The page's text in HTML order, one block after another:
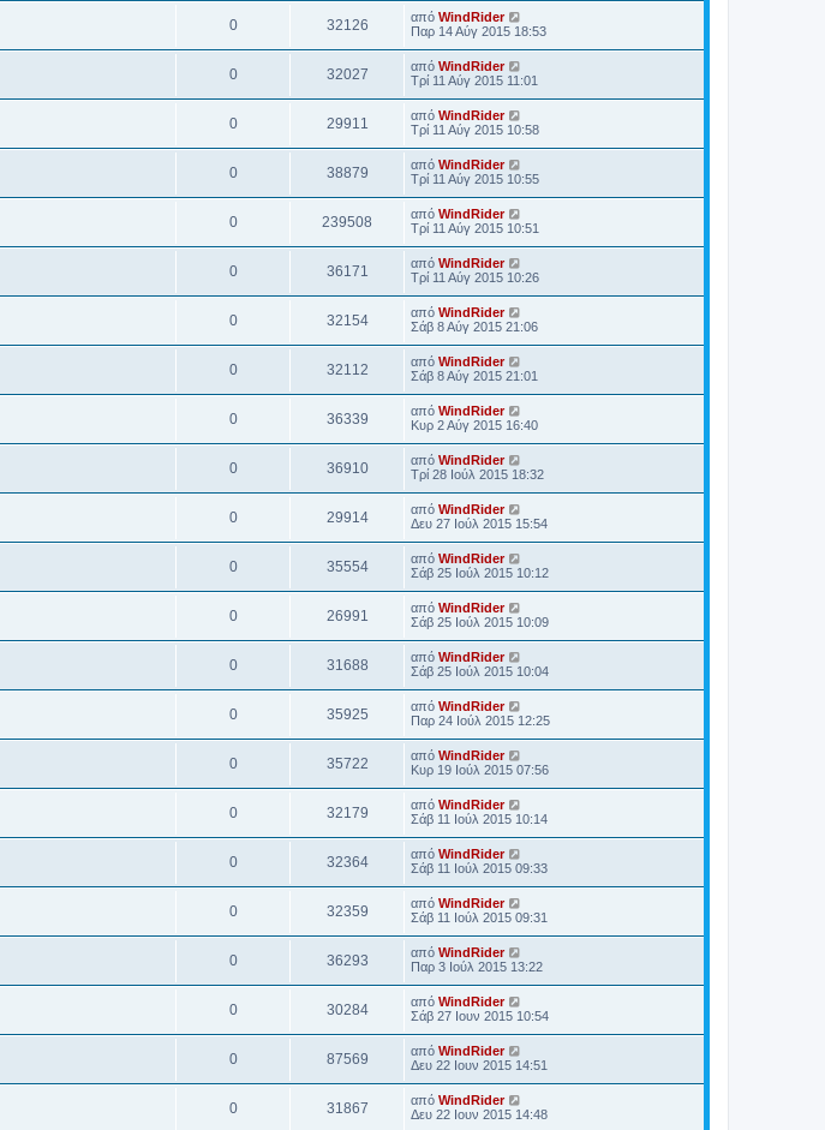
0 32126 από WindRider
Παρ 14 Αύγ 2015 18:53
0 32027 από WindRider
Τρί 11 Αύγ 2015 11:01
0 29911 από WindRider
Τρί 11 Αύγ 2015 10:58
0 38879 από WindRider
Τρί 11 Αύγ 2015 10:55
0 239508 από WindRider
Τρί 11 Αύγ 2015 10:51
0 36171 από WindRider
Τρί 11 Αύγ 2015 10:26
0 32154 από WindRider
Σάβ 8 Αύγ 2015 21:06
0 32112 από WindRider
Σάβ 8 Αύγ 2015 21:01
0 36339 από WindRider
Κυρ 2 Αύγ 2015 16:40
0 36910 από WindRider
Τρί 28 Ιούλ 2015 18:32
0 29914 από WindRider
Δευ 27 Ιούλ 2015 15:54
0 35554 από WindRider
Σάβ 25 Ιούλ 2015 10:12
0 26991 από WindRider
Σάβ 25 Ιούλ 2015 10:09
0 31688 από WindRider
Σάβ 25 Ιούλ 2015 10:04
0 35925 από WindRider
Παρ 24 Ιούλ 2015 12:25
0 35722 από WindRider
Κυρ 19 Ιούλ 2015 07:56
0 32179 από WindRider
Σάβ 11 Ιούλ 2015 10:14
0 32364 από WindRider
Σάβ 11 Ιούλ 2015 09:33
0 32359 από WindRider
Σάβ 11 Ιούλ 2015 09:31
0 36293 από WindRider
Παρ 3 Ιούλ 2015 13:22
0 30284 από WindRider
Σάβ 27 Ιουν 2015 10:54
0 87569 από WindRider
Δευ 22 Ιουν 2015 14:51
0 31867 από WindRider
Δευ 22 Ιουν 2015 14:48